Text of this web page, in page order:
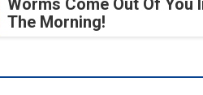
Worms Come Out Of You
The Morning!